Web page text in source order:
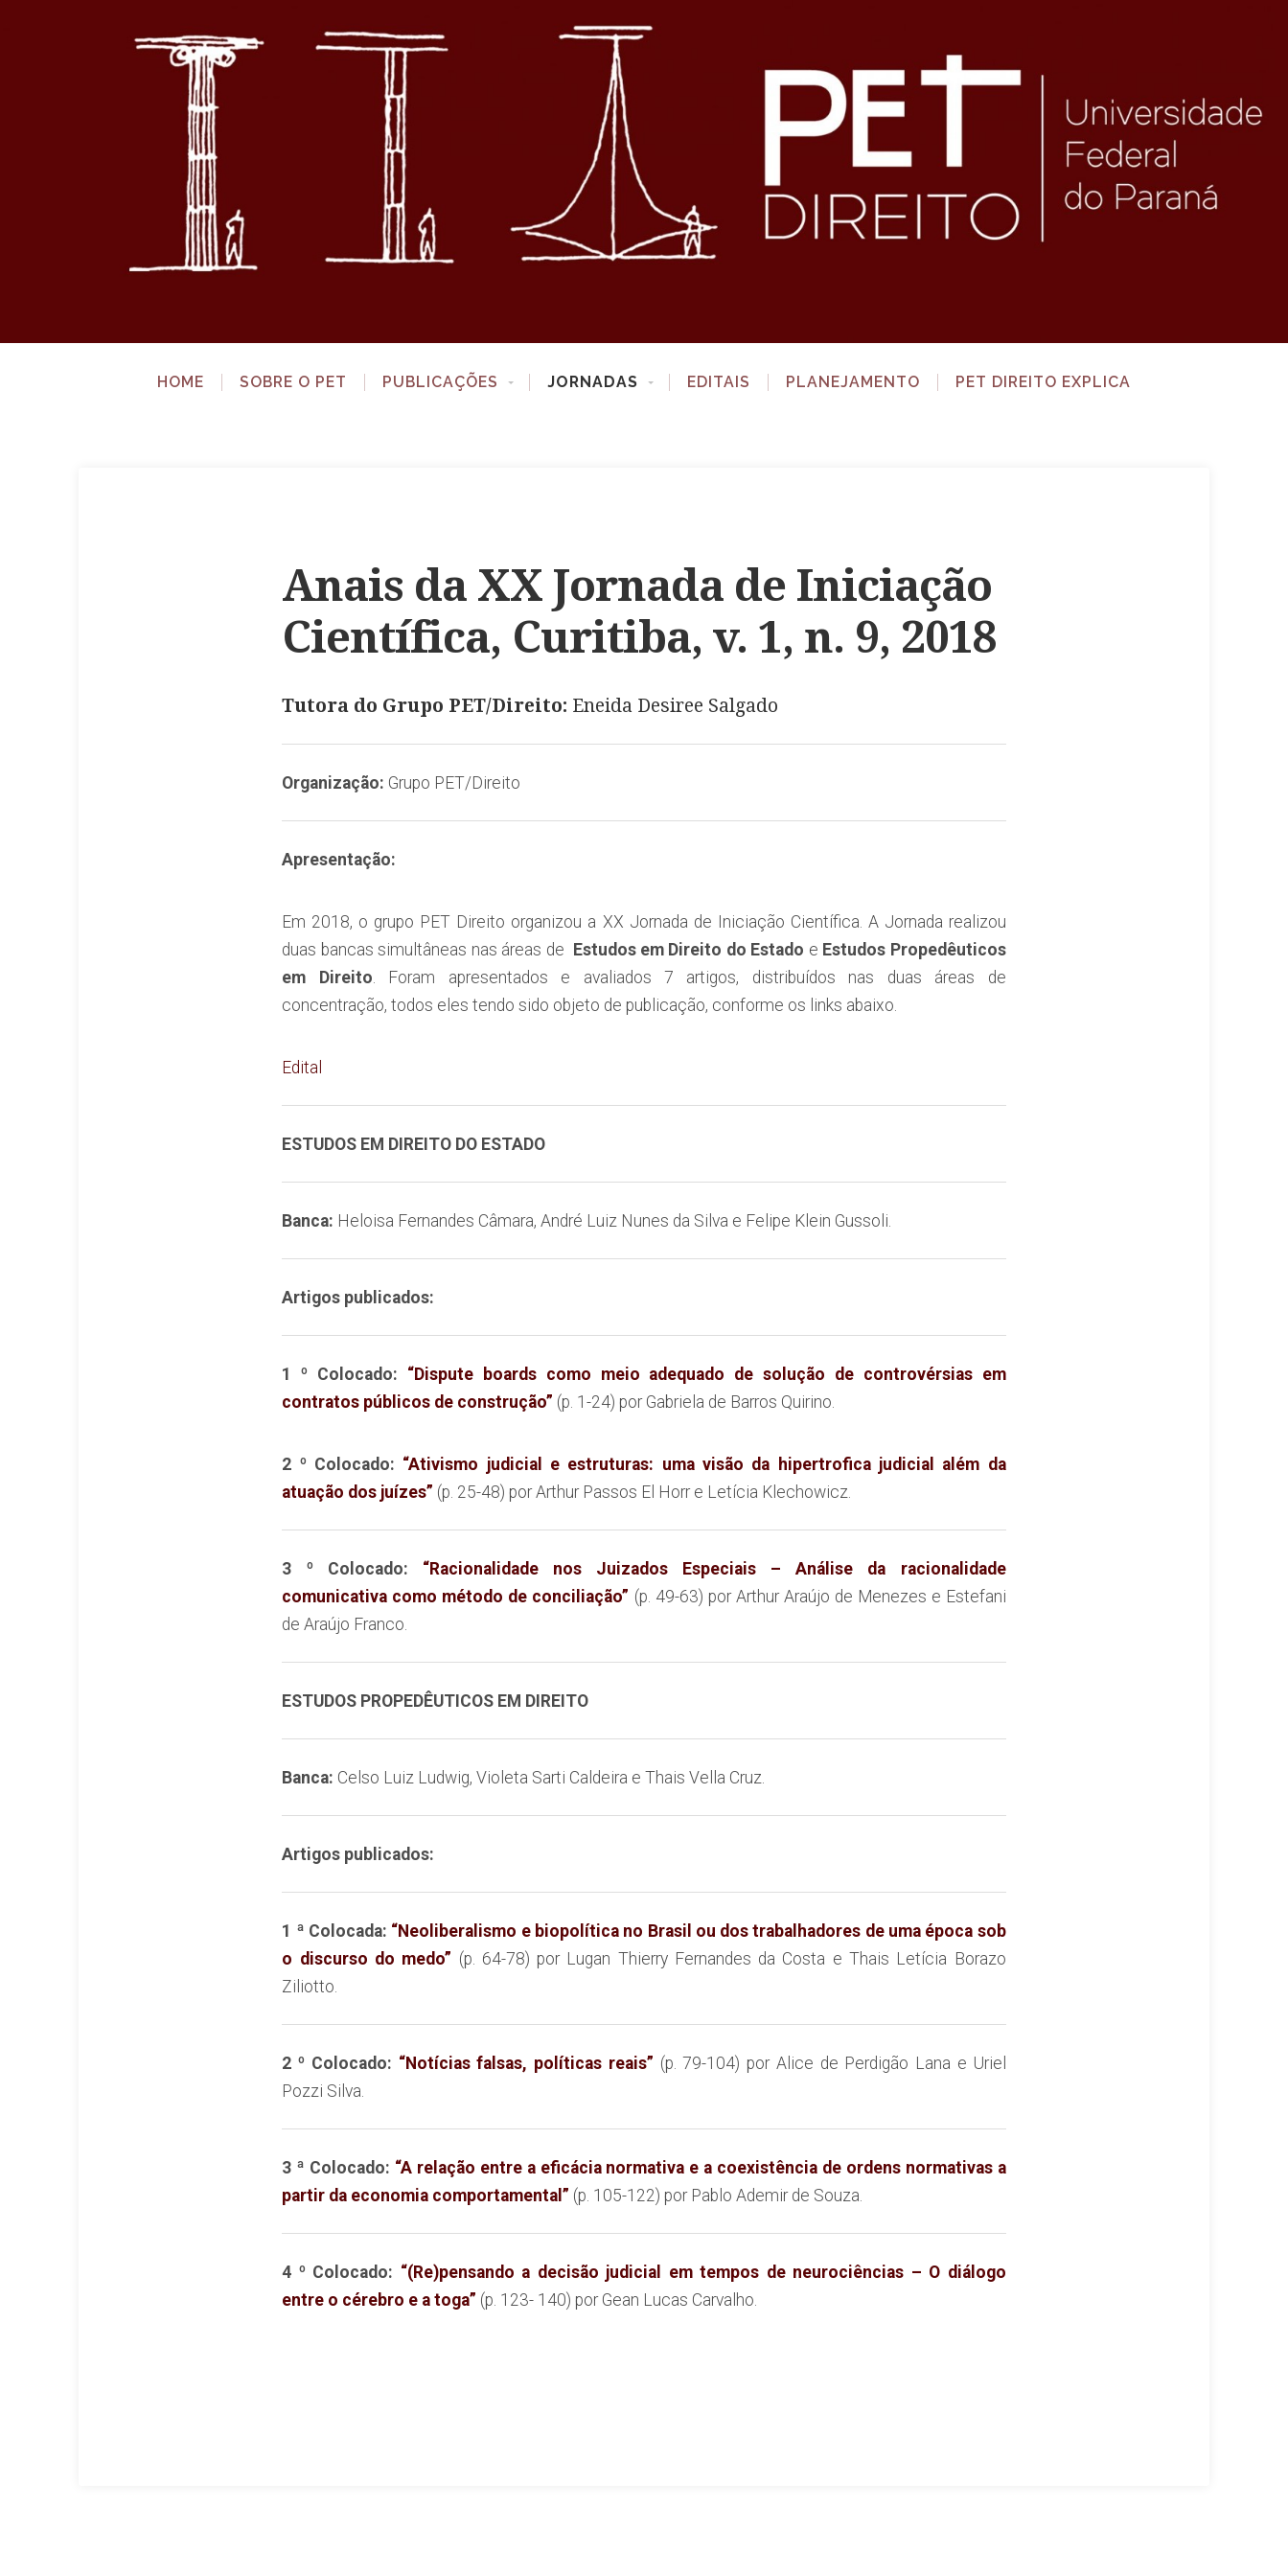
HOME SOBRE O PET PUBLICAÇÕES JORNADAS EDITAIS PLANEJAMENTO PET DIREITO EXPLICA
Anais da XX Jornada de Iniciação
Científica, Curitiba, v. 1, n. 9, 2018
Tutora do Grupo PET/Direito: Eneida Desiree Salgado
Organização: Grupo PET/Direito
Apresentação:
Em 2018, o grupo PET Direito organizou a XX Jornada de Iniciação Científica. A Jornada realizou
duas bancas simultâneas nas áreas de
Estudos em Direito do Estado e Estudos Propedêuticos
em Direito. Foram apresentados e avaliados 7 artigos, distribuídos nas duas áreas de
concentração, todos eles tendo sido objeto de publicação, conforme os links abaixo.
Edital
ESTUDOS EM DIREITO DO ESTADO
Banca: Heloisa Fernandes Câmara, André Luiz Nunes da Silva e Felipe Klein Gussoli.
Artigos publicados:
1 º Colocado: “Dispute boards como meio adequado de solução de controvérsias em
contratos públicos de construção” (p. 1-24) por Gabriela de Barros Quirino.
2 º Colocado: “Ativismo judicial e estruturas: uma visão da hipertrofica judicial além da
atuação dos juízes” (p. 25-48) por Arthur Passos El Horr e Letícia Klechowicz.
3 º Colocado: “Racionalidade nos Juizados Especiais – Análise da racionalidade
comunicativa como método de conciliação” (p. 49-63) por Arthur Araújo de Menezes e Estefani
de Araújo Franco.
ESTUDOS PROPEDÊUTICOS EM DIREITO
Banca: Celso Luiz Ludwig, Violeta Sarti Caldeira e Thais Vella Cruz.
Artigos publicados:
1 ª Colocada: “Neoliberalismo e biopolítica no Brasil ou dos trabalhadores de uma época sob
o discurso do medo” (p. 64-78) por Lugan Thierry Fernandes da Costa e Thais Letícia Borazo
Ziliotto.
2 º Colocado: “Notícias falsas, políticas reais” (p. 79-104) por Alice de Perdigão Lana e Uriel
Pozzi Silva.
3 ª Colocado: “A relação entre a eficácia normativa e a coexistência de ordens normativas a
partir da economia comportamental” (p. 105-122) por Pablo Ademir de Souza.
4 º Colocado: “(Re)pensando a decisão judicial em tempos de neurociências – O diálogo
entre o cérebro e a toga” (p. 123- 140) por Gean Lucas Carvalho.